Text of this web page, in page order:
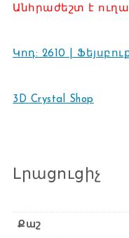
Անհրաժեշտ է
Կոդ: 2610 |
3D Crystal Shop
Լրացուցիչ
Քաշ